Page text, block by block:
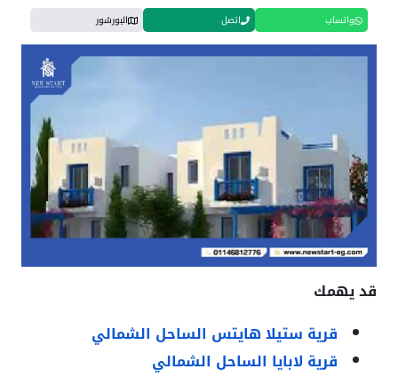
واتساب اتصل البورشور
قد يهمك
قرية ستيلا هايتس الساحل الشمالي
قرية لابايا الساحل الشمالي